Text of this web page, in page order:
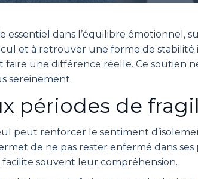
essentiel dans l’équilibre émotionnel,
et à retrouver une forme de
une différence réelle. Ce soutien
sereinement.
périodes de
peut renforcer le sentiment
de ne pas rester enfermé dans
souvent leur compréhension.